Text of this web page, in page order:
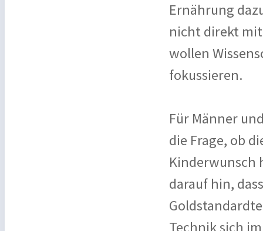
Ernährung
nicht direkt mit
wollen
fokussieren.
Für Männer
die Frage, ob
Kinderwunsch
darauf hin,
Technik sich